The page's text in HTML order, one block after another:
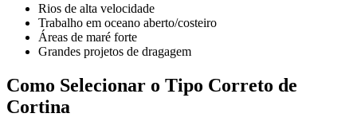
Rios de alta velocidade
Trabalho em oceano aberto/costeiro
Áreas de maré forte
Grandes projetos de dragagem
Como Selecionar o Tipo Correto de
Cortina